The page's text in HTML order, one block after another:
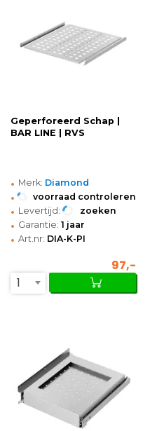
Geperforeerd Schap |
BAR LINE | RVS
• Merk: Diamond
• voorraad controleren
• Levertijd: zoeken
• Garantie: 1 jaar
• Art.nr: DIA-K-PI
97,-
1